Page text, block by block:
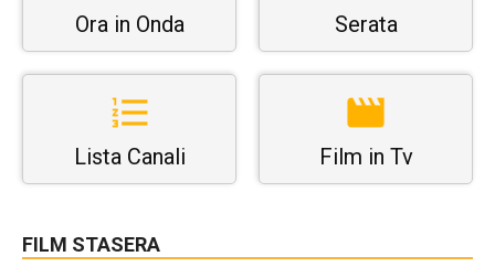
Ora in Onda Serata
Lista Canali Film in Tv
FILM STASERA